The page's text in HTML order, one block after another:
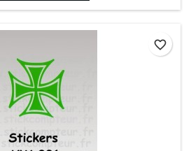
favorite_border